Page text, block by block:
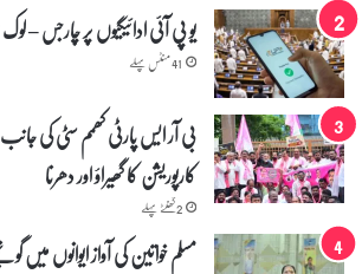
یو پی آئی ادائیگیوں پر چارجس –
41 منٹس پہلے
بی آر ایس پارٹی کھمم سٹی کی
کارپوریشن کا گھیراؤ اور دھرنا
2 گھنٹے پہلے
مسلم خواتین کی آواز ایوانوں میں